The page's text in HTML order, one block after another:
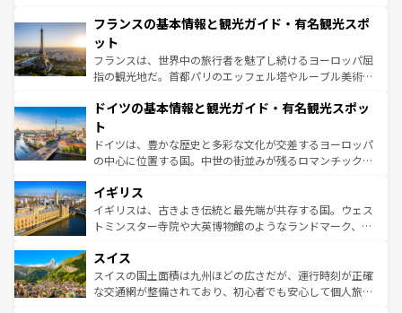
なお、新着のイタリア情報はコンテンツ一覧を参照してほ
しい。
文化が根付くこの国では、情熱的なフラメンコ、熱気あふ
れる闘牛、そして美味しいタパスが生活の一部となってい
る。首都マドリードの洗練された雰囲気や、バルセロナの
アートに溢れた街角から、地方では古代ローマ遺跡や中世
せる。地方によって風土や気候が異なるスペインはその個
ンテンツ一覧 を参照してほしい。
フランスの基本情報と観光ガイド・有名観光スポ
ット
フランスは、世界中の旅行者を魅了し続けるヨーロッパ屈
指の観光地だ。首都パリのエッフェル塔やルーブル美術館
で、幅広い魅力が詰まっている。華麗な宮殿、歴史的な大
聖堂、美しいビーチ、そして豊かな自然が、訪れる者を心
から魅了する。また、フランスは美食の国としても知ら
れ、フランス料理はユネスコ無形文化遺産にも登録されて
香り高いラベンダー畑など、多彩な楽しみ方が可能だ。さ
らに、パリ以外の地域にも魅力が溢れており、どの街角に
も豊かな歴史と文化が息づいている。パリ以外の個性あふ
を参照してほしい。
ドイツの基本情報と観光ガイド・有名観光スポッ
ト
ドイツは、豊かな歴史と多彩な文化が交差するヨーロッパ
の中心に位置する国。中世の街並みが残るロマンチック街
顔を持つこの国は、どこを歩いても飽きることがない。ベ
ルリンの文化的活気、バイエルン州のアルプスの絶景、そ
してライン川沿いのワイン畑といった風景は必見。ビール
は、お酒好きな人にはぜひ体験してほしい。 なお、新着の
ドイツ情報はコンテンツ一覧を参照してほしい。
イギリス
イギリスは、古きよき伝統と最先端が共存する国。ウェス
トミンスター寺院や大英博物館のようなランドマーク、歴
リアごとに異なる魅力がある。また、優雅なアフタヌーン
ティー、ビール好きにはたまらない英国パブ、サッカー観
戦など、本場だからこそできる体験も豊富。イギリスを旅
スイス
スイスの国土面積は九州ほどの広さだが、運行時刻が正確
な交通網が整備されており、初心者でも安心して個人旅行